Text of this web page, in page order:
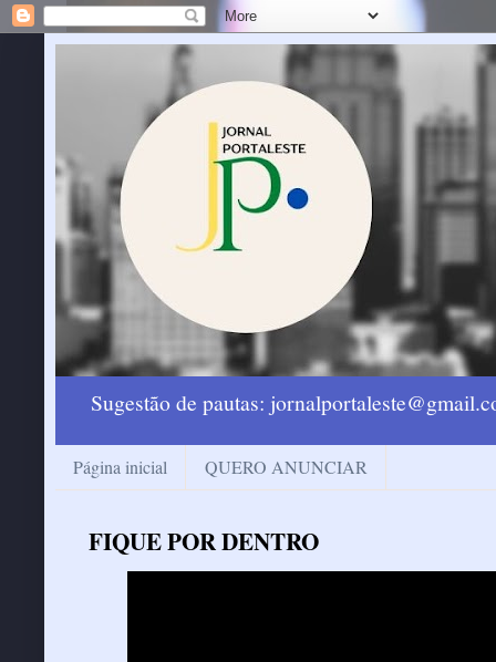
Sugestão de pautas:
Página inicial QUERO ANUNCIAR
FIQUE POR DENTRO